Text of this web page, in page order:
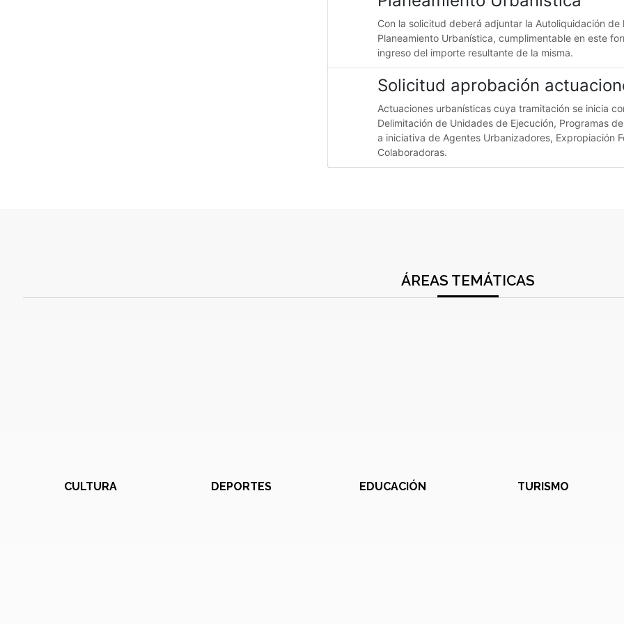
Con la solicitud deberá adjuntar la Autoliquidación
Planeamiento Urbanística, cumplimentable en este
ingreso del importe resultante de la misma.
Solicitud aprobación
Actuaciones urbanísticas cuya tramitación se inicia
Delimitación de Unidades de Ejecución, Programas
a iniciativa de Agentes Urbanizadores, Expropiación
Colaboradoras.
ÁREAS TEMÁTICAS
CULTURA DEPORTES EDUCACIÓN TURISMO